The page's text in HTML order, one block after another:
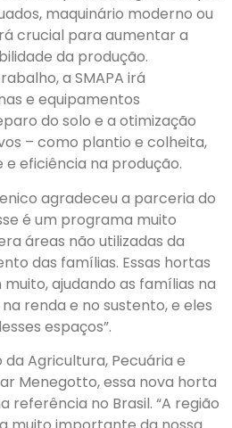
maquinário moderno ou
crucial para aumentar a
da produção.
a SMAPA irá
e equipamentos
do solo e a otimização
– como plantio e colheita,
eficiência na produção.
agradeceu a parceria do
é um programa muito
áreas não utilizadas da
das famílias. Essas hortas
ajudando as famílias na
renda e no sustento, e eles
espaços”.
Agricultura, Pecuária e
Menegotto, essa nova horta
referência no Brasil. “A região